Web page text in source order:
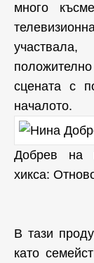
много
сцената с
началото.
Добрев на
хикса:
В тази
като